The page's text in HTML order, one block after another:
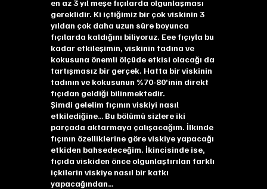
en az 3 yıl meşe fıçılarda olgunlaşması
gereklidir. Ki içtiğimiz bir çok viskinin 3
yıldan çok daha uzun süre boyunca
fıçılarda kaldığını biliyoruz. Eee fıçıyla bu
kadar etkileşimin, viskinin tadına ve
kokusuna önemli ölçüde etkisi olacağı da
tartışmasız bir gerçek. Hatta bir viskinin
tadının ve kokusunun %70-80’inin direkt
fıçıdan geldiği bilinmektedir.
Şimdi gelelim fıçının viskiyi nasıl
etkilediğine… Bu bölümü sizlere iki
parçada aktarmaya çalışacağım. İlkinde
fıçının özelliklerine göre viskiye yapacağı
etkiden bahsedeceğim. İkincisinde ise,
fıçıda viskiden önce olgunlaştırılan farklı
içkilerin viskiye nasıl bir katkı
yapacağından…